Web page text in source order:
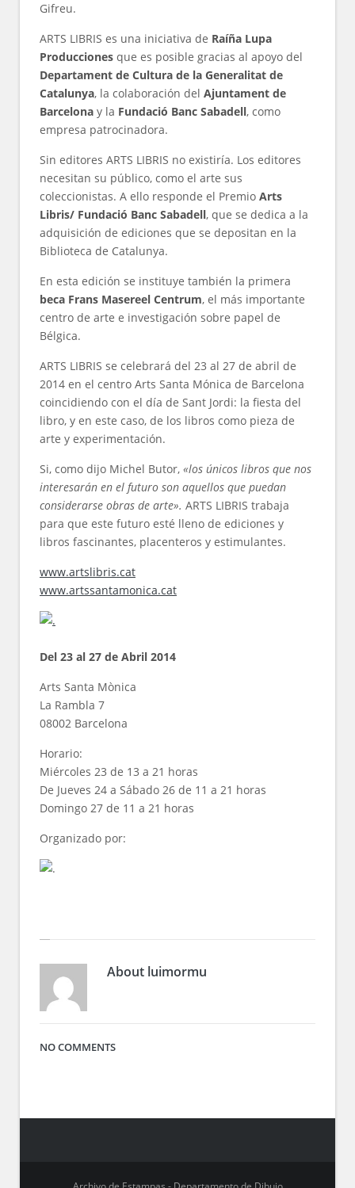
Gifreu.
ARTS LIBRIS es una iniciativa de Raíña Lupa
Producciones que es posible gracias al apoyo del
Departament de Cultura de la Generalitat de
Catalunya, la colaboración del Ajuntament de
Barcelona y la Fundació Banc Sabadell, como
empresa patrocinadora.
Sin editores ARTS LIBRIS no existiría. Los editores
necesitan su público, como el arte sus
coleccionistas. A ello responde el Premio Arts
Libris/ Fundació Banc Sabadell, que se dedica a la
adquisición de ediciones que se depositan en la
Biblioteca de Catalunya.
En esta edición se instituye también la primera
beca Frans Masereel Centrum, el más importante
centro de arte e investigación sobre papel de
Bélgica.
ARTS LIBRIS se celebrará del 23 al 27 de abril de
2014 en el centro Arts Santa Mónica de Barcelona
coincidiendo con el día de Sant Jordi: la fiesta del
libro, y en este caso, de los libros como pieza de
arte y experimentación.
Si, como dijo Michel Butor, «los únicos libros que nos
interesarán en el futuro son aquellos que puedan
considerarse obras de arte». ARTS LIBRIS trabaja
para que este futuro esté lleno de ediciones y
libros fascinantes, placenteros y estimulantes.
www.artslibris.cat
www.artssantamonica.cat
Del 23 al 27 de Abril 2014
Arts Santa Mònica
La Rambla 7
08002 Barcelona
Horario:
Miércoles 23 de 13 a 21 horas
De Jueves 24 a Sábado 26 de 11 a 21 horas
Domingo 27 de 11 a 21 horas
Organizado por:
About luimormu
NO COMMENTS